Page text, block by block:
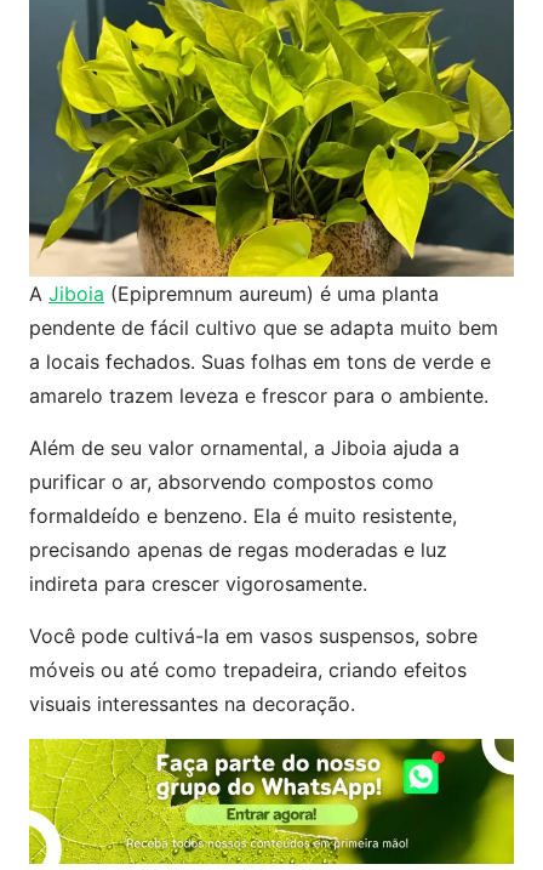
A Jiboia (Epipremnum aureum) é uma planta
pendente de fácil cultivo que se adapta muito bem
a locais fechados. Suas folhas em tons de verde e
amarelo trazem leveza e frescor para o ambiente.
Além de seu valor ornamental, a Jiboia ajuda a
purificar o ar, absorvendo compostos como
formaldeído e benzeno. Ela é muito resistente,
precisando apenas de regas moderadas e luz
indireta para crescer vigorosamente.
Você pode cultivá-la em vasos suspensos, sobre
móveis ou até como trepadeira, criando efeitos
visuais interessantes na decoração.